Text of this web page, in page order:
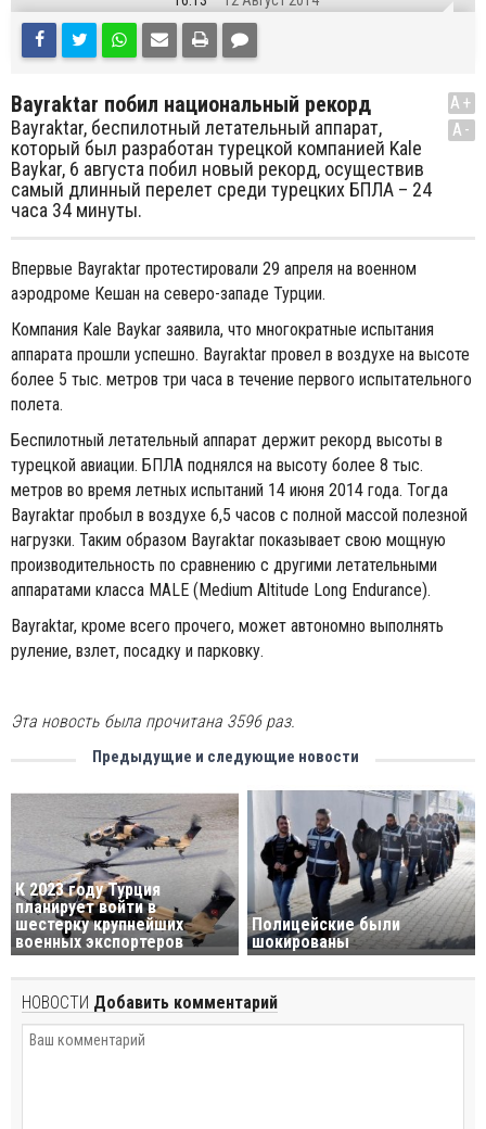
Bayraktar побил национальный рекорд
Bayraktar, беспилотный летательный аппарат,
который был разработан турецкой компанией Kale
Baykar, 6 августа побил новый рекорд, осуществив
самый длинный перелет среди турецких БПЛА – 24
часа 34 минуты.
A+
A-
Впервые Bayraktar протестировали 29 апреля на военном
аэродроме Кешан на северо-западе Турции.
Компания Kale Baykar заявила, что многократные испытания
аппарата прошли успешно. Bayraktar провел в воздухе на высоте
более 5 тыс. метров три часа в течение первого испытательного
полета.
Беспилотный летательный аппарат держит рекорд высоты в
турецкой авиации. БПЛА поднялся на высоту более 8 тыс.
метров во время летных испытаний 14 июня 2014 года. Тогда
Bayraktar пробыл в воздухе 6,5 часов с полной массой полезной
нагрузки. Таким образом Bayraktar показывает свою мощную
производительность по сравнению с другими летательными
аппаратами класса MALE (Medium Altitude Long Endurance).
Bayraktar, кроме всего прочего, может автономно выполнять
руление, взлет, посадку и парковку.
Эта новость была прочитана 3596 раз.
Предыдущие и следующие новости
К 2023 году Турция
планирует войти в
шестерку крупнейших
военных экспортеров
Полицейские были
шокированы
НОВОСТИ Добавить комментарий